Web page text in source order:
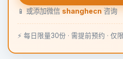
📱 或添加微信shanghecn咨询
⚡ 每日限量30份 · 需提前预约 · 仅